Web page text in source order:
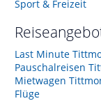
Sport & Freizeit
Last Minute
Pauschalreisen
Mietwagen
Flüge